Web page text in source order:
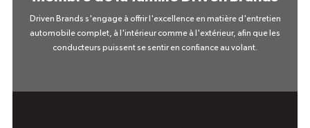
Driven Brands s'engage à offrir l'excellence en matière d'entretien
automobile complet, à l'intérieur comme à l'extérieur, afin que les
conducteurs puissent se sentir en confiance au volant.